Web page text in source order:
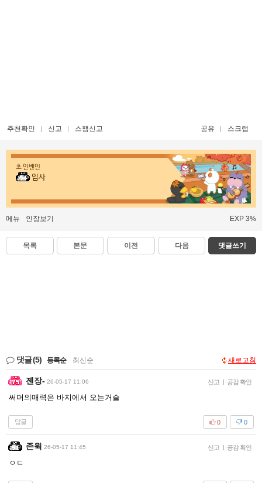
추천확인 신고 스팸신고 공유 스크랩
초 인벤인
입사
메뉴 인장보기 EXP 3%
목록 본문 이전 다음 댓글쓰기
댓글(5) 등록순 최신순 새로고침
젠장- 26-05-17 11:06 신고 공감 확인
써머의매력은 바지에서 오는거슬
답글 0
0
존윅 26-05-17 11:45 신고 공감 확인
ㅇㄷ